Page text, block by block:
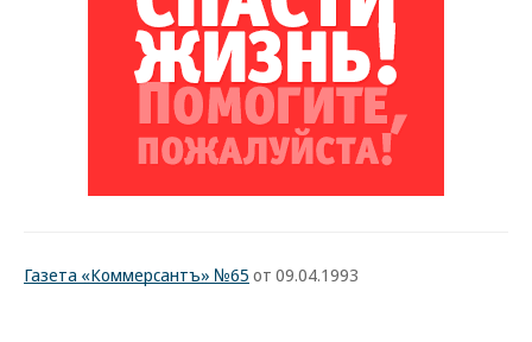
Газета «Коммерсантъ» №65 от 09.04.1993